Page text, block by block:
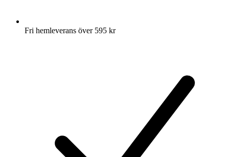
Fri hemleverans över 595 kr